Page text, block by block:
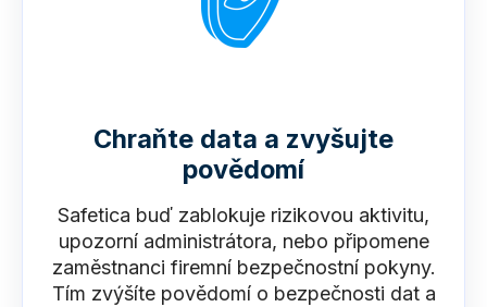
Chraňte data a zvyšujte
povědomí
Safetica buď zablokuje rizikovou aktivitu,
upozorní administrátora, nebo připomene
zaměstnanci firemní bezpečnostní pokyny.
Tím zvýšíte povědomí o bezpečnosti dat a